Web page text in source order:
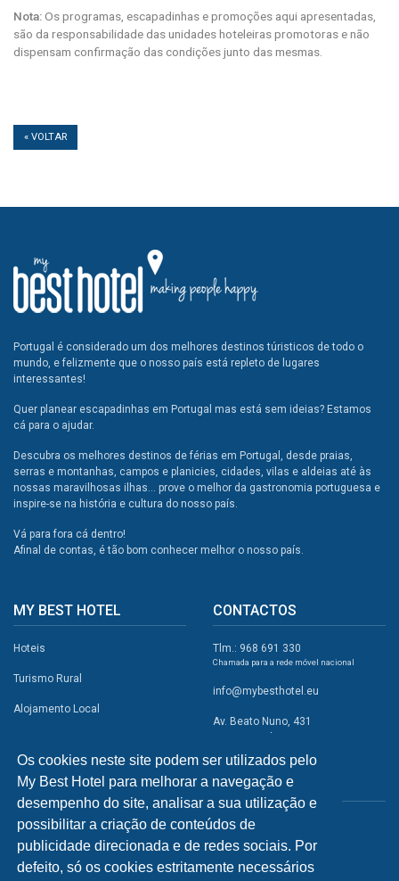
Os cookies neste site podem ser utilizados pelo
My Best Hotel para melhorar a navegação e
desempenho do site, analisar a sua utilização e
possibilitar a criação de conteúdos de
publicidade direcionada e de redes sociais. Por
defeito, só os cookies estritamente necessários
Nota:Os programas, escapadinhas e promoções aqui apresentadas,
são da responsabilidade das unidades hoteleiras promotoras e não
dispensam confirmação das condições junto das mesmas.
« VOLTAR
Portugal é considerado um dos melhores destinos túristicos de todo o
mundo, e felizmente que o nosso país está repleto de lugares
interessantes!
Quer planear escapadinhas em Portugal mas está sem ideias? Estamos
cá para o ajudar.
Descubra os melhores destinos de férias em Portugal, desde praias,
serras e montanhas, campos e planicies, cidades, vilas e aldeias até às
nossas maravilhosas ilhas... prove o melhor da gastronomia portuguesa e
inspire-se na história e cultura do nosso país.
Vá para fora cá dentro!
Afinal de contas, é tão bom conhecer melhor o nosso país.
MY BEST HOTEL
Hoteis
Turismo Rural
Alojamento Local
Campismo
Atividades
Restaurantes
A Visitar
CONTACTOS
Tlm.: 968 691 330
Chamada para a rede móvel nacional
info@mybesthotel.eu
Av. Beato Nuno, 431
2495-401 Fátima
REDES SOCIAIS